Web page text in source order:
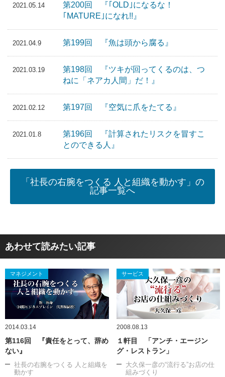
2021.05.14
第200回 『｢OLD｣になるな！
｢MATURE｣になれ!!』
2021.04.9 第199回 『魚は頭から腐る』
2021.03.19
第198回 『ツキが回ってくるのは、つ
ねに「ネアカ人間」だ！』
2021.02.12 第197回 『空気に爪をたてる』
2021.01.8
第196回 『計算されたリスクを冒すこ
とのできる人』
「社長の右腕をつくる 人と組織を動かす」の
記事一覧へ
あわせて読みたい記事
マネジメント
2014.03.14
第116回 『責任をとって、辞め
ない』
社長の右腕をつくる 人と組織を
動かす
サービス
2008.08.13
１軒目 「アンチ・エージン
グ・レストラン」
大久保一彦の“流行る”お店の仕
組みづくり